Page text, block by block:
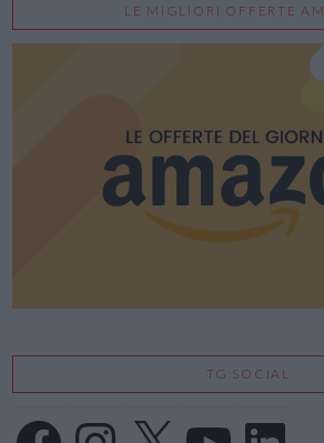
LE MIGLIORI OFFERTE
TG SOCIAL
FacebookInstagram
X LinkedIn